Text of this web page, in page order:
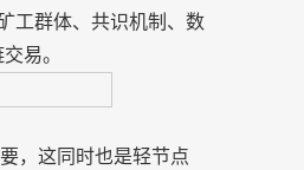
工群体、共识机制、数
易。
，这同时也是轻节点